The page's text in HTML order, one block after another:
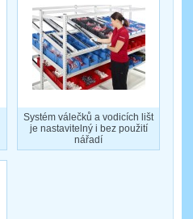
Systém válečků a vodicích lišt
je nastavitelný i bez použití
nářadí